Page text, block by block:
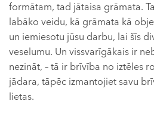
formātam, tad jātaisa grāmata.
labāko veidu, kā grāmata kā
un iemiesotu jūsu darbu, lai šīs
veselumu. Un vissvarīgākais ir
nezināt, – tā ir brīvība no iztēles
jādara, tāpēc izmantojiet savu
lietas.